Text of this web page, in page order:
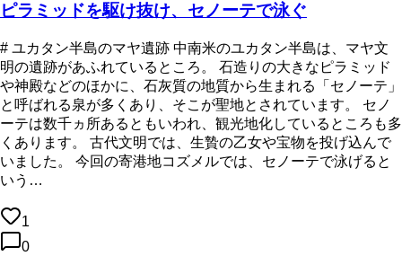
ピラミッドを駆け抜け、セノーテで泳ぐ
# ユカタン半島のマヤ遺跡 中南米のユカタン半島は、マヤ文
明の遺跡があふれているところ。 石造りの大きなピラミッド
や神殿などのほかに、石灰質の地質から生まれる「セノーテ」
と呼ばれる泉が多くあり、そこが聖地とされています。 セノ
ーテは数千ヵ所あるともいわれ、観光地化しているところも多
くあります。 古代文明では、生贄の乙女や宝物を投げ込んで
いました。 今回の寄港地コズメルでは、セノーテで泳げると
いう…
1
0